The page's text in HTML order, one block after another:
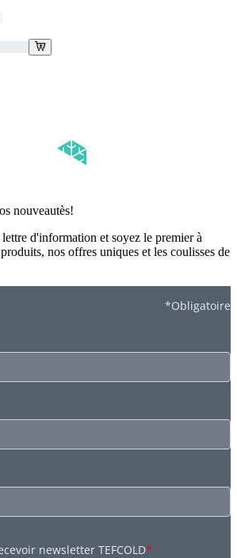
nouveautès!
d'information et soyez le premier à
nos offres uniques et les coulisses de
*Obligatoire
newsletter TEFCOLD*